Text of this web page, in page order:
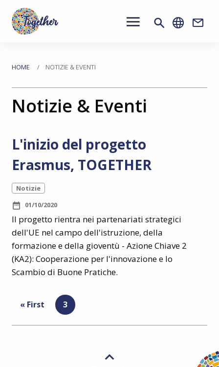
principale
navigation
Tu
sei
qui
HOME NOTIZIE & EVENTI
Notizie & Eventi
L'inizio del progetto
Erasmus, TOGETHER
Notizie
01/10/2020
Il progetto rientra nei partenariati strategici
dell'UE nel campo dell'istruzione, della
formazione e della gioventù - Azione Chiave 2
(KA2): Cooperazione per l'innovazione e lo
Scambio di Buone Pratiche.
Pagination
First
« First
Current
page
3